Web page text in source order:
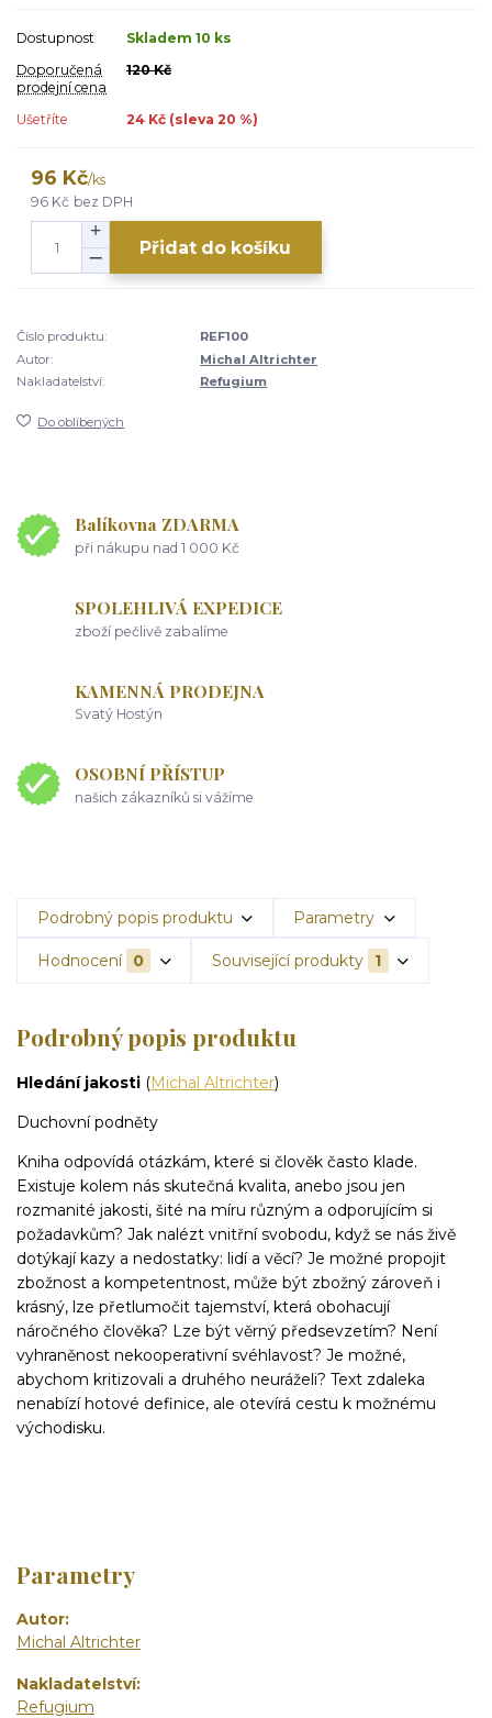
Dostupnost
Skladem 10 ks
Doporučená
prodejní cena
120 Kč
Ušetříte 24 Kč (sleva 20 %)
96 Kč/ks
96 Kč bez DPH
Přidat do košíku
Číslo produktu:
REF100
Autor:
Michal Altrichter
Nakladatelství:
Refugium
Do oblíbených
Balíkovna ZDARMA
při nákupu nad 1 000 Kč
SPOLEHLIVÁ EXPEDICE
zboží pečlivě zabalíme
KAMENNÁ PRODEJNA
Svatý Hostýn
OSOBNÍ PŘÍSTUP
našich zákazníků si vážíme
Podrobný popis produktu Parametry
Hodnocení 0 Související produkty 1
Podrobný popis produktu
Hledání jakosti (Michal Altrichter)
Duchovní podněty
Kniha odpovídá otázkám, které si člověk často klade.
Existuje kolem nás skutečná kvalita, anebo jsou jen
rozmanité jakosti, šité na míru různým a odporujícím si
požadavkům? Jak nalézt vnitřní svobodu, když se nás živě
dotýkají kazy a nedostatky: lidí a věcí? Je možné propojit
zbožnost a kompetentnost, může být zbožný zároveň i
krásný, lze přetlumočit tajemství, která obohacují
náročného člověka? Lze být věrný předsevzetím? Není
vyhraněnost nekooperativní svéhlavost? Je možné,
abychom kritizovali a druhého neuráželi? Text zdaleka
nenabízí hotové definice, ale otevírá cestu k možnému
východisku.
Parametry
Autor
Michal Altrichter
Nakladatelství
Refugium